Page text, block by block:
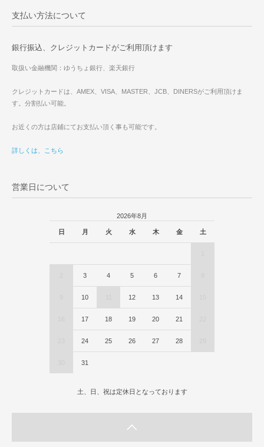
支払い方法について
銀行振込、クレジットカードがご利用頂けます
取扱い金融機関：ゆうちょ銀行、楽天銀行
クレジットカードは、AMEX、VISA、MASTER、JCB、DINERSがご利用頂けま
す。分割払い可能。
お近くの方は店鋪にてお支払い頂く事も可能です。
詳しくは、こちら
営業日について
2026年8月
日 月 火 水 木 金 土
3 4 5 6 7
10 12 13 14
17 18 19 20 21
24 25 26 27 28
31
土、日、祝は定休日となっております